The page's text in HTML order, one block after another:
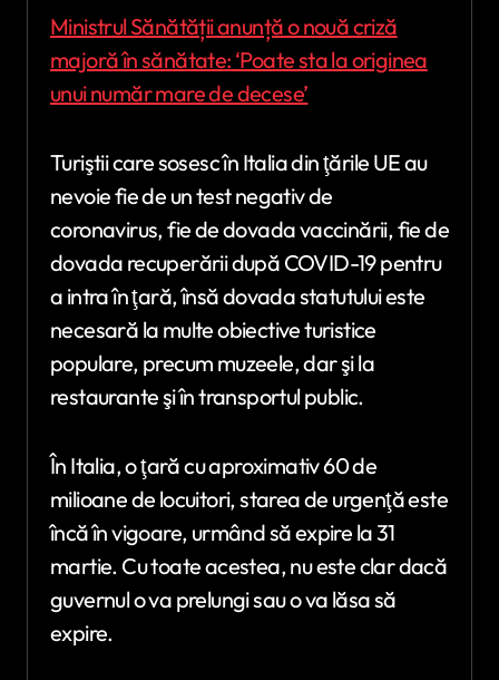
Ministrul Sănătății anunță o nouă criză
majoră în sănătate: ‘Poate sta la originea
unui număr mare de decese’
Turiştii care sosesc în Italia din ţările UE au
nevoie fie de un test negativ de
coronavirus, fie de dovada vaccinării, fie de
dovada recuperării după COVID-19 pentru
a intra în ţară, însă dovada statutului este
necesară la multe obiective turistice
populare, precum muzeele, dar şi la
restaurante şi în transportul public.
În Italia, o ţară cu aproximativ 60 de
milioane de locuitori, starea de urgenţă este
încă în vigoare, urmând să expire la 31
martie. Cu toate acestea, nu este clar dacă
guvernul o va prelungi sau o va lăsa să
expire.